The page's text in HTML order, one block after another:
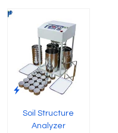
Soil Structure
Analyzer